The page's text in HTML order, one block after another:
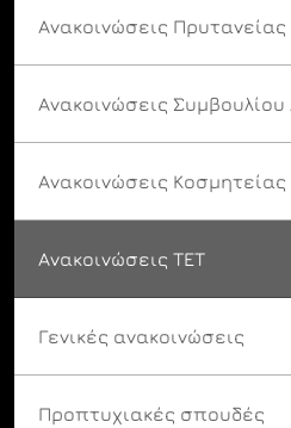
Ανακοινώσεις Πρυτανείας
Ανακοινώσεις Συμβουλίου
Ανακοινώσεις Κοσμητείας
Ανακοινώσεις ΤΕΤ
Γενικές ανακοινώσεις
Προπτυχιακές σπουδές